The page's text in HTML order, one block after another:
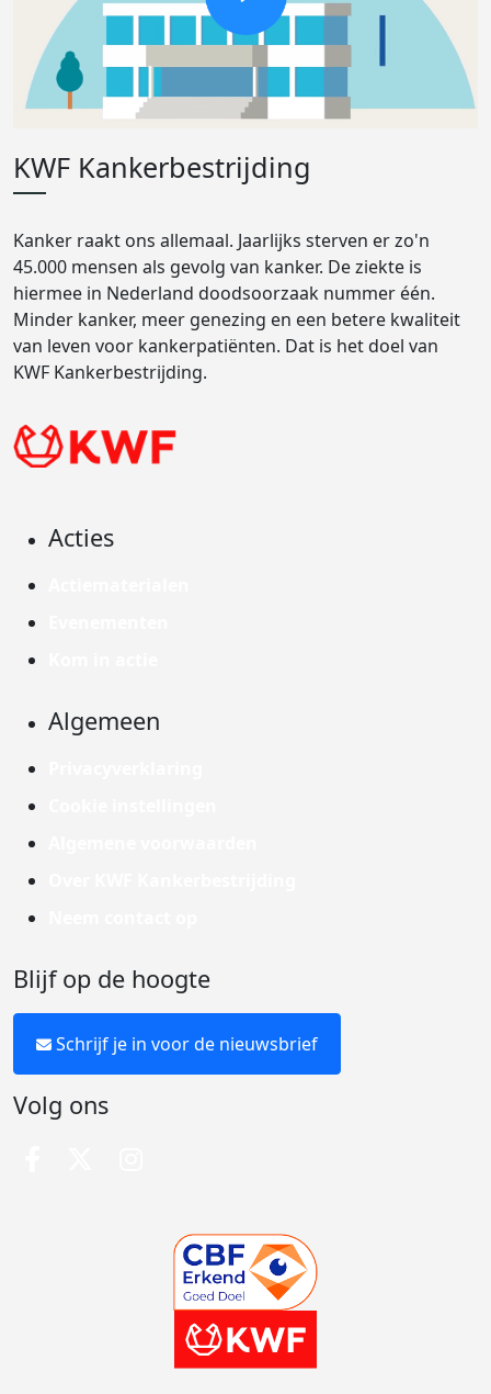
KWF Kankerbestrijding
Kanker raakt ons allemaal. Jaarlijks sterven er zo'n
45.000 mensen als gevolg van kanker. De ziekte is
hiermee in Nederland doodsoorzaak nummer één.
Minder kanker, meer genezing en een betere kwaliteit
van leven voor kankerpatiënten. Dat is het doel van
KWF Kankerbestrijding.
Acties
Algemeen
Blijf op de hoogte
Schrijf je in voor de nieuwsbrief
Volg ons